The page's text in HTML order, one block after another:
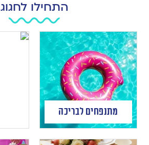
התחילו לחגוג
מתנפחים לבריכה